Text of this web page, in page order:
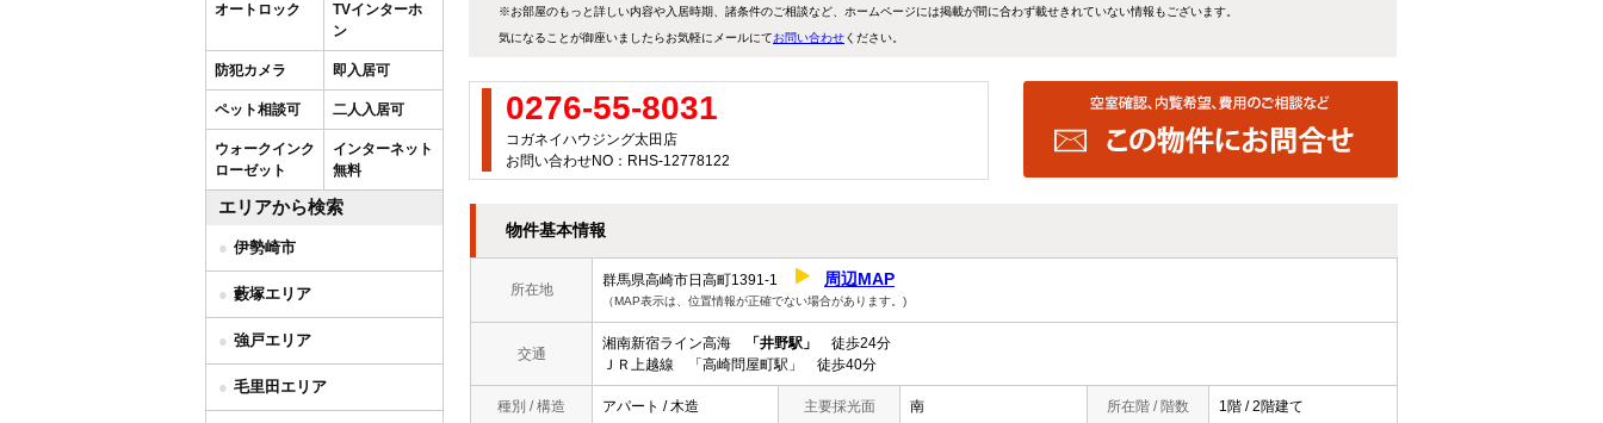
※お部屋のもっと詳しい内容や入居時期、諸条件のご相談など、ホームページには掲載が間に合わず載せきれていない情報もございます。
気になることが御座いましたらお気軽にメールにてお問い合わせください。
0276-55-8031
コガネイハウジング太田店
お問い合わせNO：RHS-12778122
物件基本情報
所在地
群馬県高崎市日高町1391-1 周辺MAP
（MAP表示は、位置情報が正確でない場合があります。)
交通
湘南新宿ライン高海 「井野駅」
徒歩24分
ＪＲ上越線 「高崎問屋町駅」 徒歩40分
種別 / 構造 アパート / 木造 主要採光面 南 所在階 / 階数 1階 / 2階建て
オートロック
TVインターホ
ン
防犯カメラ 即入居可
ペット相談可 二人入居可
ウォークインク
ローゼット
インターネット
無料
エリアから検索
伊勢崎市
藪塚エリア
強戸エリア
毛里田エリア